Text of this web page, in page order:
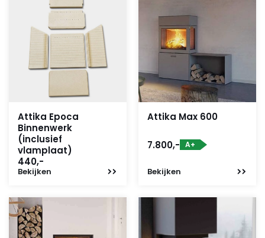
Attika Epoca
Binnenwerk
(inclusief
vlamplaat)
440,-
Bekijken
Attika Max 600
7.800,- A+
Bekijken